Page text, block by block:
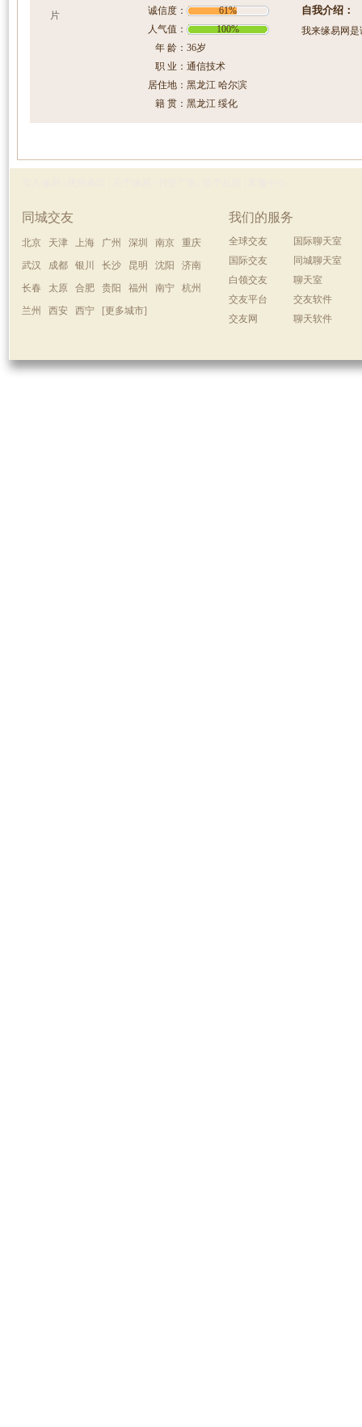
诚信度：
61%
人气值：
100%
年 龄： 36岁
职 业： 通信技术
居住地： 黑龙江 哈尔滨
籍 贯： 黑龙江 绥化
自我介绍：
我来缘易网
同城交友
北京 天津 上海 广州 深圳 南京
重庆
武汉
成都 银川 长沙 昆明 沈阳
济南
长春
太原 合肥 贵阳 福州 南宁
杭州
兰州
西安 西宁 [更多城市]
我们的服务
全球交友
国际交友
白领交友
交友平台
交友网
国际聊天室
同城聊天室
聊天室
交友软件
聊天软件